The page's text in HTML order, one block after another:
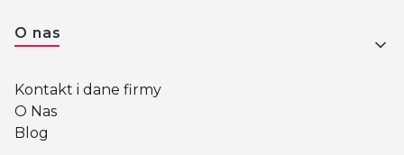
Linki w stopce
O nas
Kontakt i dane firmy
O Nas
Blog